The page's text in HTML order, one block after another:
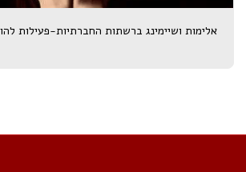
אלימות ושיימינג ברשתות החברתיות-פעילות